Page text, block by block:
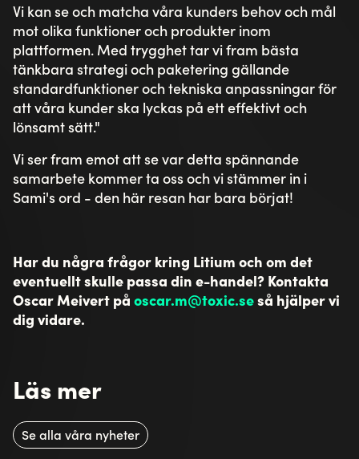
Vi kan se och matcha våra kunders behov och mål
mot olika funktioner och produkter inom
plattformen. Med trygghet tar vi fram bästa
tänkbara strategi och paketering gällande
standardfunktioner och tekniska anpassningar för
att våra kunder ska lyckas på ett effektivt och
lönsamt sätt."
Vi ser fram emot att se var detta spännande
samarbete kommer ta oss och vi stämmer in i
Sami's ord - den här resan har bara börjat!
Har du några frågor kring Litium och om det
eventuellt skulle passa din e-handel? Kontakta
Oscar Meivert på oscar.m@toxic.seså hjälper vi
dig vidare.
Läs mer
Se alla våra nyheter